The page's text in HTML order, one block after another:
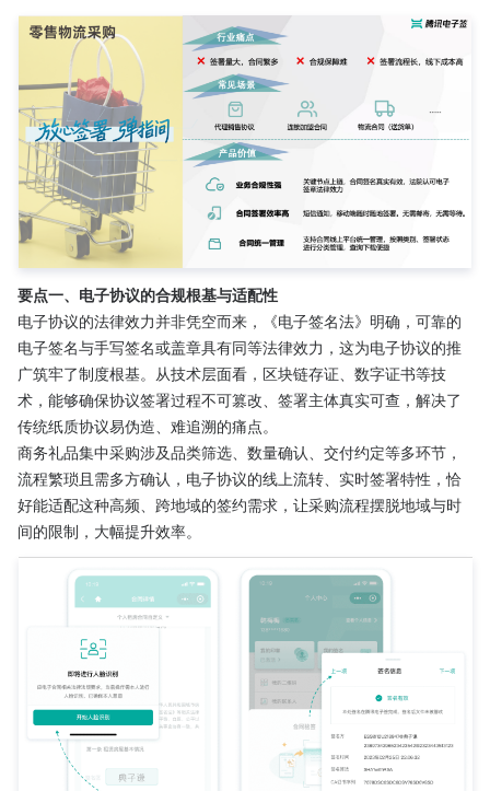
要点一、电子协议的合规根基与适配性
电子协议的法律效力并非凭空而来，《电子签名法》明确，可靠的
电子签名与手写签名或盖章具有同等法律效力，这为电子协议的推
广筑牢了制度根基。从技术层面看，区块链存证、数字证书等技
术，能够确保协议签署过程不可篡改、签署主体真实可查，解决了
传统纸质协议易伪造、难追溯的痛点。
商务礼品集中采购涉及品类筛选、数量确认、交付约定等多环节，
流程繁琐且需多方确认，电子协议的线上流转、实时签署特性，恰
好能适配这种高频、跨地域的签约需求，让采购流程摆脱地域与时
间的限制，大幅提升效率。